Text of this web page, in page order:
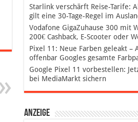
Starlink verschärft Reise-Tarife:
gilt eine 30-Tage-Regel im
Vodafone GigaZuhause 300 mit
200€ Cashback, E-Scooter oder
Pixel 11: Neue Farben geleakt –
offenbar Googles gesamte
Google Pixel 11 vorbestellen:
bei MediaMarkt sichern
Anzeige